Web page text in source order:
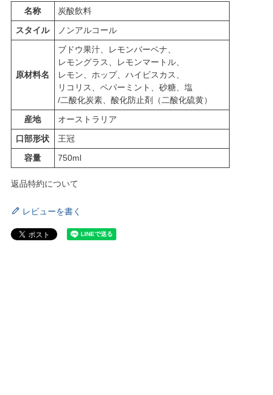
名称
炭酸飲料
スタイル
ノンアルコール
原材料名
ブドウ果汁、レモンバーベナ、
レモングラス、レモンマートル、
レモン、ホップ、ハイビスカス、
リコリス、ペパーミント、砂糖、塩
/二酸化炭素、酸化防止剤（二酸化硫黄）
産地
オーストラリア
口部形状
王冠
容量
750ml
返品特約について
レビューを書く